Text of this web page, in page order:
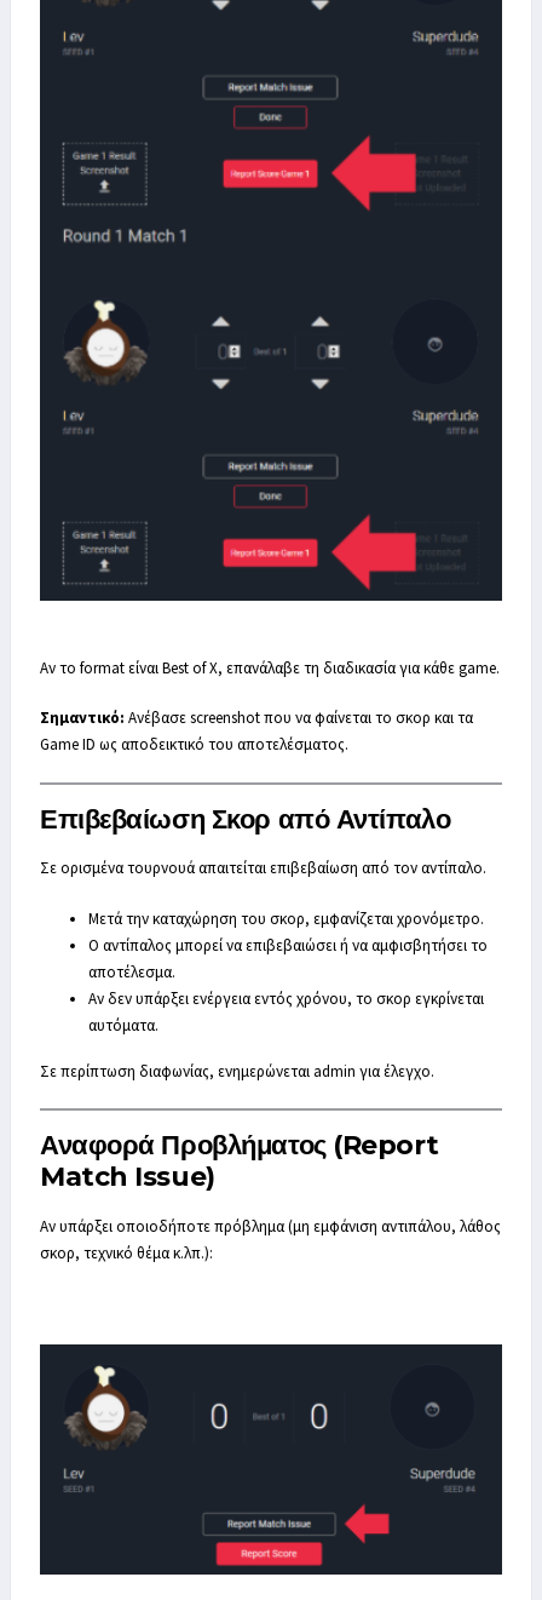
Αν το format είναι Best of X, επανάλαβε τη διαδικασία για κάθε game.
Σημαντικό: Ανέβασε screenshot που να φαίνεται το σκορ και τα
Game ID ως αποδεικτικό του αποτελέσματος.
Επιβεβαίωση Σκορ από Αντίπαλο
Σε ορισμένα τουρνουά απαιτείται επιβεβαίωση από τον αντίπαλο.
Μετά την καταχώρηση του σκορ, εμφανίζεται χρονόμετρο.
Ο αντίπαλος μπορεί να επιβεβαιώσει ή να αμφισβητήσει το
αποτέλεσμα.
Αν δεν υπάρξει ενέργεια εντός χρόνου, το σκορ εγκρίνεται
αυτόματα.
Σε περίπτωση διαφωνίας, ενημερώνεται admin για έλεγχο.
Αναφορά Προβλήματος (Report
Match Issue)
Αν υπάρξει οποιοδήποτε πρόβλημα (μη εμφάνιση αντιπάλου, λάθος
σκορ, τεχνικό θέμα κ.λπ.):